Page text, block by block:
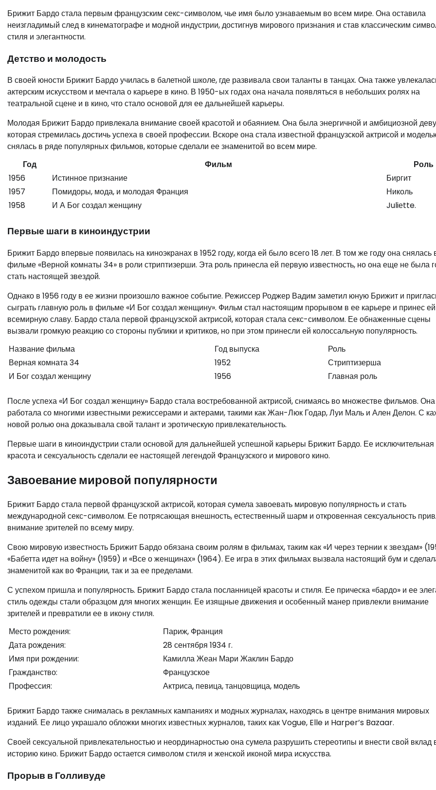
Брижит Бардо стала первым французским секс-символом, чье имя было узнаваемым во всем мире. Она оставила
неизгладимый след в кинематографе и модной индустрии, достигнув мирового признания и став классическим
стиля и элегантности.
Детство и молодость
В своей юности Брижит Бардо училась в балетной школе, где развивала свои таланты в танцах. Она также
актерским искусством и мечтала о карьере в кино. В 1950-ых годах она начала появляться в небольших ролях на
театральной сцене и в кино, что стало основой для ее дальнейшей карьеры.
Молодая Брижит Бардо привлекала внимание своей красотой и обаянием. Она была энергичной и амбициозной
которая стремилась достичь успеха в своей профессии. Вскоре она стала известной французской актрисой и
снялась в ряде популярных фильмов, которые сделали ее знаменитой во всем мире.
Год
Фильм
Роль
1956
Истинное признание
Биргит
1957
Помидоры, мода, и молодая Франция
Николь
1958
И А Бог создал женщину Juliеtte.
Первые шаги в киноиндустрии
Брижит Бардо впервые появилась на киноэкранах в 1952 году, когда ей было всего 18 лет. В том же году она снялась
фильме «Верной комнаты 34» в роли стриптизерши. Эта роль принесла ей первую известность, но она еще не была
стать настоящей звездой.
Однако в 1956 году в ее жизни произошло важное событие. Режиссер Роджер Вадим заметил юную Брижит и
сыграть главную роль в фильме «И Бог создал женщину». Фильм стал настоящим прорывом в ее карьере и принес ей
всемирную славу. Бардо стала первой французской актрисой, которая стала секс-символом. Ее обнаженные сцены
вызвали громкую реакцию со стороны публики и критиков, но при этом принесли ей колоссальную популярность.
Название фильма
Год выпуска
Роль
Верная комната 34
1952
Стриптизерша
И Бог создал женщину
1956 Главная роль
После успеха «И Бог создал женщину» Бардо стала востребованной актрисой, снимаясь во множестве фильмов. Она
работала со многими известными режиссерами и актерами, такими как Жан-Люк Годар, Луи Маль и Ален Делон. С
новой ролью она доказывала свой талант и эротическую привлекательность.
Первые шаги в киноиндустрии стали основой для дальнейшей успешной карьеры Брижит Бардо. Ее исключительная
красота и сексуальность сделали ее настоящей легендой Французского и мирового кино.
Завоевание мировой популярности
Брижит Бардо стала первой французской актрисой, которая сумела завоевать мировую популярность и стать
международной секс-символом. Ее потрясающая внешность, естественный шарм и откровенная сексуальность
внимание зрителей по всему миру.
Свою мировую известность Брижит Бардо обязана своим ролям в фильмах, таким как «И через тернии к звездам»
«Бабетта идет на войну» (1959) и «Все о женщинах» (1964). Ее игра в этих фильмах вызвала настоящий бум и
знаменитой как во Франции, так и за ее пределами.
С успехом пришла и популярность. Брижит Бардо стала посланницей красоты и стиля. Ее прическа «бардо» и ее
стиль одежды стали образцом для многих женщин. Ее изящные движения и особенный манер привлекли внимание
зрителей и превратили ее в икону стиля.
Место рождения:
Париж, Франция
Дата рождения:
28 сентября 1934 г.
Имя при рождении:
Камилла Жеан Мари Жаклин Бардо
Гражданство:
Французское
Профессия:
Актриса, певица, танцовщица, модель
Брижит Бардо также снималась в рекламных кампаниях и модных журналах, находясь в центре внимания мировых
изданий. Ее лицо украшало обложки многих известных журналов, таких как Vogue, Elle и Harper’s Bazaar.
Своей сексуальной привлекательностью и неординарностью она сумела разрушить стереотипы и внести свой вклад
историю кино. Брижит Бардо остается символом стиля и женской иконой мира искусства.
Прорыв в Голливуде